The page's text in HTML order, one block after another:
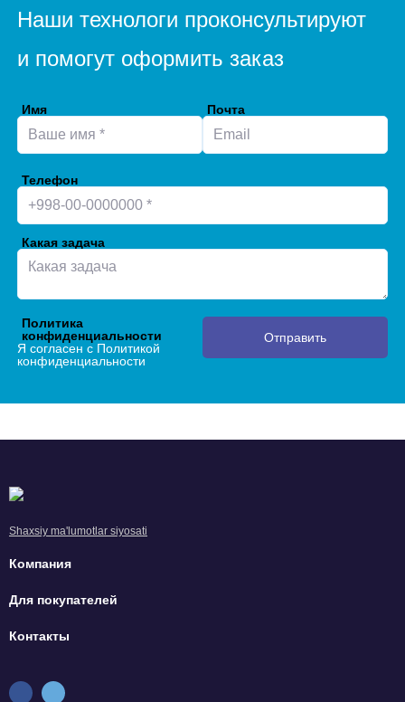
Наши технологи проконсультируют
и помогут оформить заказ
Имя Почта
Телефон
Какая задача
Политика
конфиденциальности
Я согласен с Политикой
конфиденциальности
Отправить
Shaxsiy ma'lumotlar siyosati
Компания
Для покупателей
Контакты